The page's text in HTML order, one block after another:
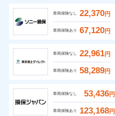
車両保険なし 22,370円
車両保険あり 67,120円
車両保険なし 22,961円
車両保険あり 58,289円
車両保険なし 53,436円
車両保険あり 123,168円